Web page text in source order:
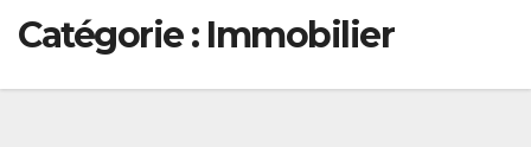
Catégorie : Immobilier